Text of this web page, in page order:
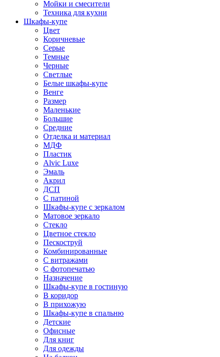
Мойки и смесители
Техника для кухни
Шкафы-купе
Цвет
Коричневые
Серые
Темные
Черные
Светлые
Белые шкафы-купе
Венге
Размер
Маленькие
Большие
Средние
Отделка и материал
МДФ
Пластик
Alvic Luxe
Эмаль
Акрил
ДСП
С патиной
Шкафы-купе с зеркалом
Матовое зеркало
Стекло
Цветное стекло
Пескоструй
Комбинированные
С витражами
С фотопечатью
Назначение
Шкафы-купе в гостиную
В коридор
В прихожую
Шкафы-купе в спальню
Детские
Офисные
Для книг
Для одежды